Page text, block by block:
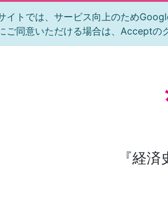
イトでは、サービス向上のため
ご同意いただける場合は、Acceptの
『経